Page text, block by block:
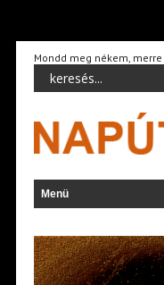
Mondd meg nékem,